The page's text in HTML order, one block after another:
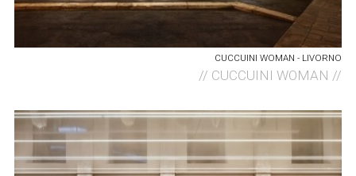
CUCCUINI WOMAN - LIVORNO
// CUCCUINI WOMAN //